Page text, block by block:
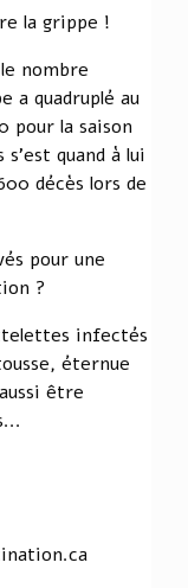
la grippe !
nombre
a quadruplé au
pour la saison
s'est quand à lui
décès lors de
pour une
?
infectés
éternue
être